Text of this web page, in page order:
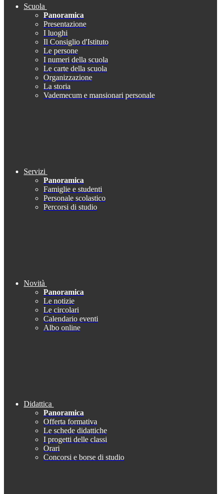
Scuola
Panoramica
Presentazione
I luoghi
Il Consiglio d'Istituto
Le persone
I numeri della scuola
Le carte della scuola
Organizzazione
La storia
Vademecum e mansionari personale
Servizi
Panoramica
Famiglie e studenti
Personale scolastico
Percorsi di studio
Novità
Panoramica
Le notizie
Le circolari
Calendario eventi
Albo online
Didattica
Panoramica
Offerta formativa
Le schede didattiche
I progetti delle classi
Orari
Concorsi e borse di studio